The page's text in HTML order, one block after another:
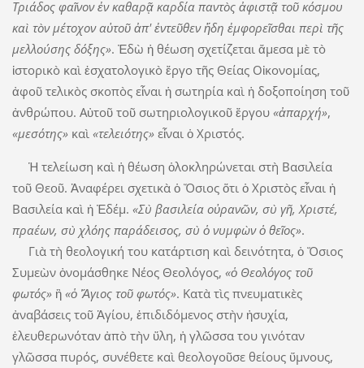
Τριάδος φαῖνον ἐν καθαρᾷ καρδία παντὸς ἀφιστᾷ τοῦ κόσμου
καὶ τὸν μέτοχον αὐτοῦ ἀπ' ἐντεῦθεν ἤδη ἐμφορεῖσθαι περὶ τῆς
μελλούσης δόξης». Ἐδὼ ἡ θέωση σχετίζεται ἄμεσα μὲ τὸ
ἱστορικὸ καὶ ἐσχατολογικὸ ἔργο τῆς Θείας Οἰκονομίας,
ἀφοῦ τελικὸς σκοπὸς εἶναι ἡ σωτηρία καὶ ἡ δοξοποίηση τοῦ
ἀνθρώπου. Αὐτοῦ τοῦ σωτηριολογικοῦ ἔργου «ἀπαρχή»,
«μεσότης»καὶ «τελειότης»εἶναι ὁ Χριστός.
Ἡ τελείωση καὶ ἡ θέωση ὁλοκληρώνεται στὴ Βασιλεία
τοῦ Θεοῦ. Ἀναφέρει σχετικὰ ὁ Ὅσιος ὅτι ὁ Χριστὸς εἶναι ἡ
Βασιλεία καὶ ἡ Ἐδέμ. «Σὺ βασιλεία οὐρανῶν, σὺ γῆ, Χριστέ,
πραέων, σὺ χλόης παράδεισος, σὺ ὁ νυμφὼν ὁ θεῖος».
Γιὰ τὴ θεολογική του κατάρτιση καὶ δεινότητα, ὁ Ὅσιος
Συμεὼν ὀνομάσθηκε Νέος Θεολόγος, «ὁ Θεολόγος τοῦ
φωτός»ἢ «ὁ Ἅγιος τοῦ φωτός». Κατὰ τὶς πνευματικὲς
ἀναβάσεις τοῦ Ἁγίου, ἐπιδιδόμενος στὴν ἡσυχία,
ἐλευθερωνόταν ἀπὸ τὴν ὕλη, ἡ γλῶσσα του γινόταν
γλῶσσα πυρός, συνέθετε καὶ θεολογοῦσε θείους ὕμνους,